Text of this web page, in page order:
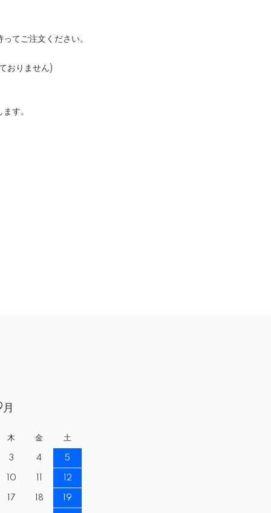
てご注文ください。
おりません)
す。
木 金 土
3 4 5
10 12
17 18 19